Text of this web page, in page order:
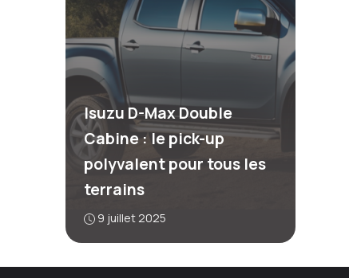
Isuzu D-Max Double
Cabine : le pick-up
polyvalent pour tous les
terrains
9 juillet 2025